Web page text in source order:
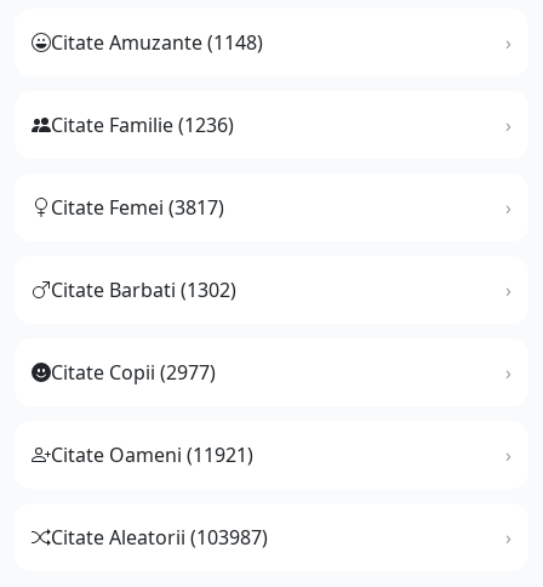
Citate Amuzante (1148)
Citate Familie (1236)
Citate Femei (3817)
Citate Barbati (1302)
Citate Copii (2977)
Citate Oameni (11921)
Citate Aleatorii (103987)